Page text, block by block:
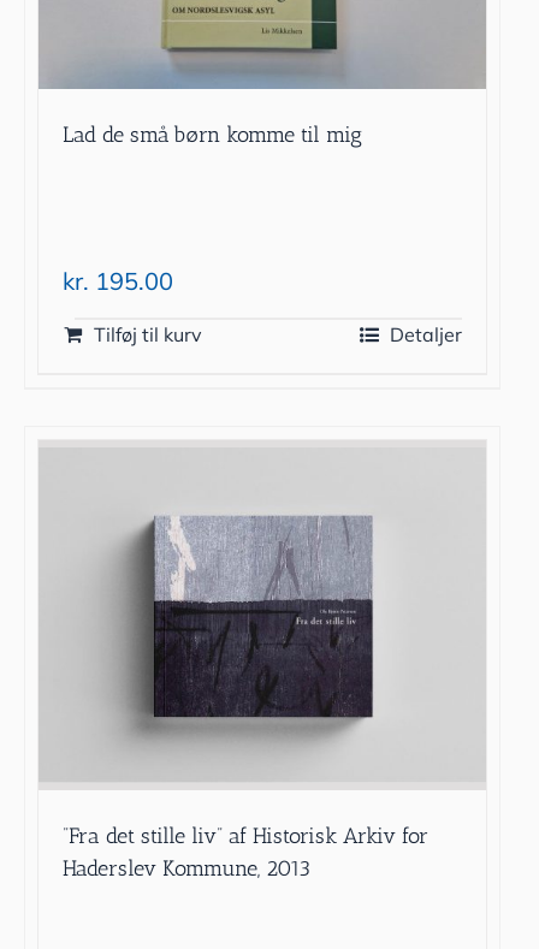
Lad de små børn komme til mig
kr. 195.00
Tilføj til kurv Detaljer
”Fra det stille liv” af Historisk Arkiv for
Haderslev Kommune, 2013